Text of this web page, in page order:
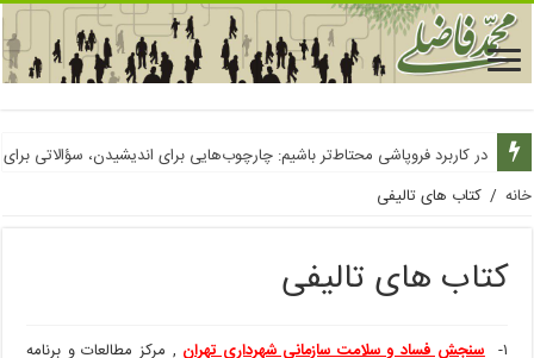
در کاربرد فروپاشی محتاط‌تر باشیم: چارچوب‌هایی برای اندیشیدن، سؤالاتی
از توهم فراوانی آب عبور کنیم
خانه / کتاب های تالیفی
کتاب های تالیفی
۱- سنجش فساد و سلامت سازمانی شهرداری تهران , مرکز مطالعات و برنامه